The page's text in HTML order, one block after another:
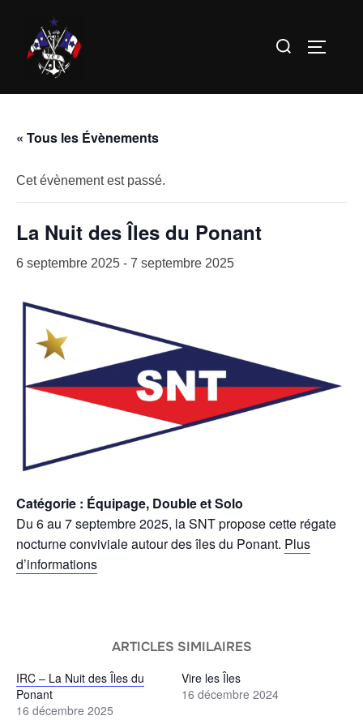
contenu
Rechercher :
« Tous les Évènements
Cet évènement est passé.
La Nuit des Îles du Ponant
6 septembre 2025 - 7 septembre 2025
Catégorie : Équipage, Double et Solo
Du 6 au 7 septembre 2025, la SNT propose cette régate
nocturne conviviale autour des îles du Ponant. Plus
d’informations
ARTICLES SIMILAIRES
IRC – La Nuit des Îles du
Ponant
16 décembre 2025
Vire les Îles
16 décembre 2024